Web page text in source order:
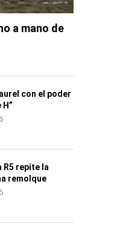
a mano de
con el poder
H”
R5 repite la
remolque